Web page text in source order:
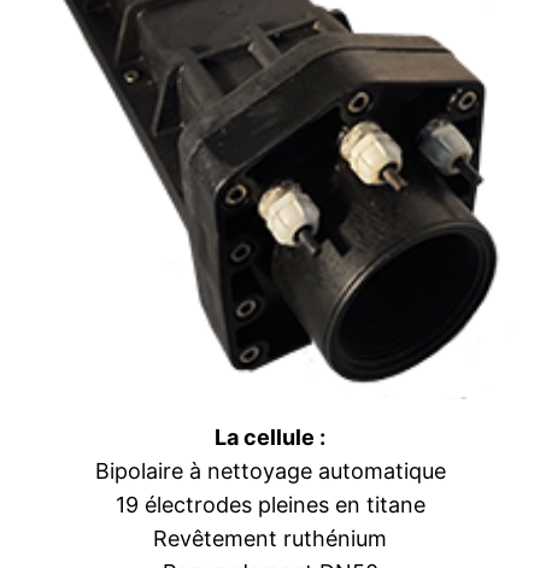
La cellule :
Bipolaire à nettoyage automatique
19 électrodes pleines en titane
Revêtement ruthénium